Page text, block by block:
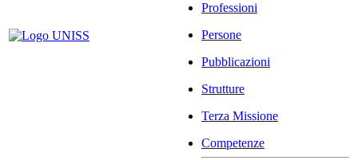
Professioni
Persone
Pubblicazioni
Strutture
Terza Missione
Competenze